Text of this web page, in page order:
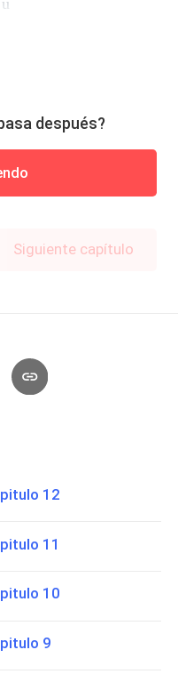
después?
Siguiente capítulo
12
11
10
9